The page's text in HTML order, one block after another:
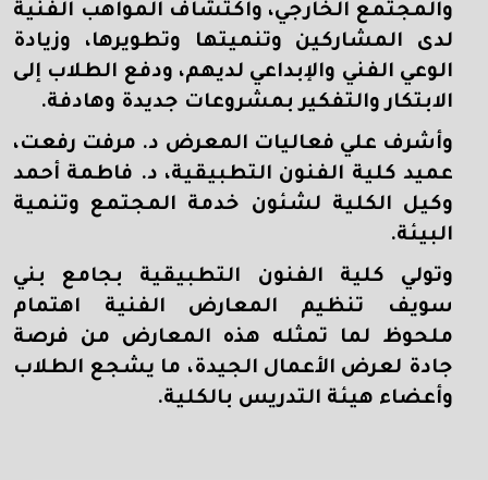
والمجتمع الخارجي، واكتشاف المواهب الفنية
لدى المشاركين وتنميتها وتطويرها، وزيادة
الوعي الفني والإبداعي لديهم، ودفع الطلاب إلى
الابتكار والتفكير بمشروعات جديدة وهادفة.
وأشرف علي فعاليات المعرض د. مرفت رفعت،
عميد كلية الفنون التطبيقية، د. فاطمة أحمد
وكيل الكلية لشئون خدمة المجتمع وتنمية
البيئة.
وتولي كلية الفنون التطبيقية بجامع بني
سويف تنظيم المعارض الفنية اهتمام
ملحوظ لما تمثله هذه المعارض من فرصة
جادة لعرض الأعمال الجيدة، ما يشجع الطلاب
وأعضاء هيئة التدريس بالكلية.